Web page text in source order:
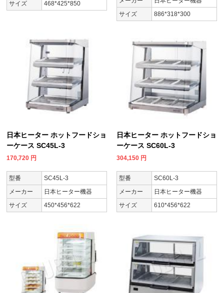
サイズ
468*425*850
サイズ
886*318*300
日本ヒーター ホットフードショ
ーケース SC45L-3
170,720 円
型番
SC45L-3
メーカー
日本ヒーター機器
サイズ
450*456*622
日本ヒーター ホットフードショ
ーケース SC60L-3
304,150 円
型番
SC60L-3
メーカー
日本ヒーター機器
サイズ
610*456*622